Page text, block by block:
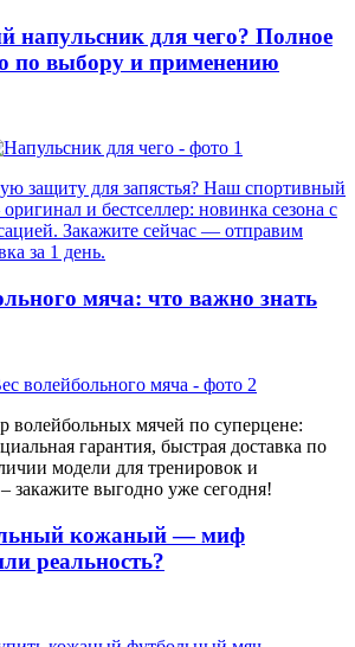
напульсник для чего? Полное
по выбору и применению
защиту для запястья? Наш спортивный
и бестселлер: новинка сезона с
Закажите сейчас — отправим
за 1 день.
мяча: что важно знать
волейбольных мячей по суперцене:
гарантия, быстрая доставка по
модели для тренировок и
закажите выгодно уже сегодня!
кожаный — миф
реальность?